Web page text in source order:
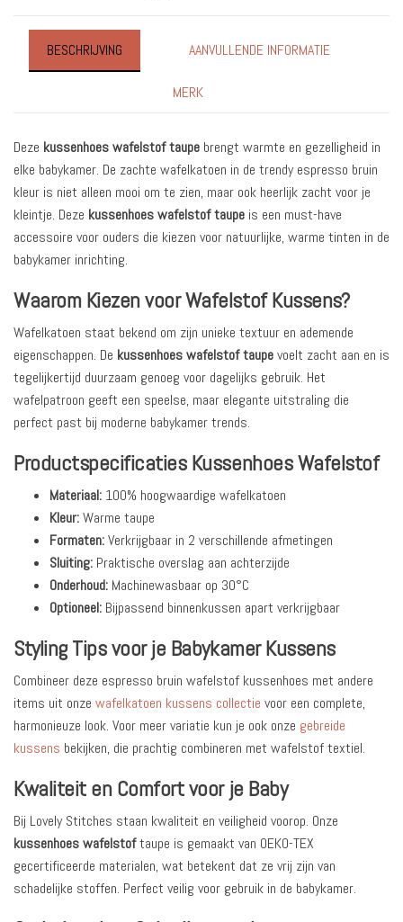
BESCHRIJVING AANVULLENDE INFORMATIE
MERK
Deze kussenhoes wafelstof taupe brengt warmte en gezelligheid in
elke babykamer. De zachte wafelkatoen in de trendy espresso bruin
kleur is niet alleen mooi om te zien, maar ook heerlijk zacht voor je
kleintje. Deze kussenhoes wafelstof taupe is een must-have
accessoire voor ouders die kiezen voor natuurlijke, warme tinten in de
babykamer inrichting.
Waarom Kiezen voor Wafelstof Kussens?
Wafelkatoen staat bekend om zijn unieke textuur en ademende
eigenschappen. De kussenhoes wafelstof taupevoelt zacht aan en is
tegelijkertijd duurzaam genoeg voor dagelijks gebruik. Het
wafelpatroon geeft een speelse, maar elegante uitstraling die
perfect past bij moderne babykamer trends.
Productspecificaties Kussenhoes Wafelstof
Materiaal: 100% hoogwaardige wafelkatoen
Kleur:Warme taupe
Formaten:Verkrijgbaar in 2 verschillende afmetingen
Sluiting: Praktische overslag aan achterzijde
Onderhoud: Machinewasbaar op 30°C
Optioneel: Bijpassend binnenkussen apart verkrijgbaar
Styling Tips voor je Babykamer Kussens
Combineer deze espresso bruin wafelstof kussenhoes met andere
items uit onze wafelkatoen kussens collectie voor een complete,
harmonieuze look. Voor meer variatie kun je ook onze gebreide
kussens bekijken, die prachtig combineren met wafelstof textiel.
Kwaliteit en Comfort voor je Baby
Bij Lovely Stitches staan kwaliteit en veiligheid voorop. Onze
kussenhoes wafelstoftaupe is gemaakt van OEKO-TEX
gecertificeerde materialen, wat betekent dat ze vrij zijn van
schadelijke stoffen. Perfect veilig voor gebruik in de babykamer.